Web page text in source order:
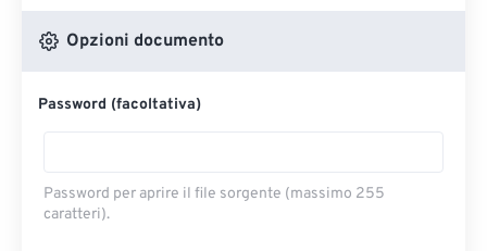
Opzioni documento
Password (facoltativa)
Password per aprire il file sorgente (massimo 255
caratteri).